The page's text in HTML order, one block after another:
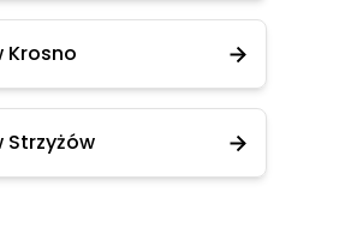
Krosno
Strzyżów